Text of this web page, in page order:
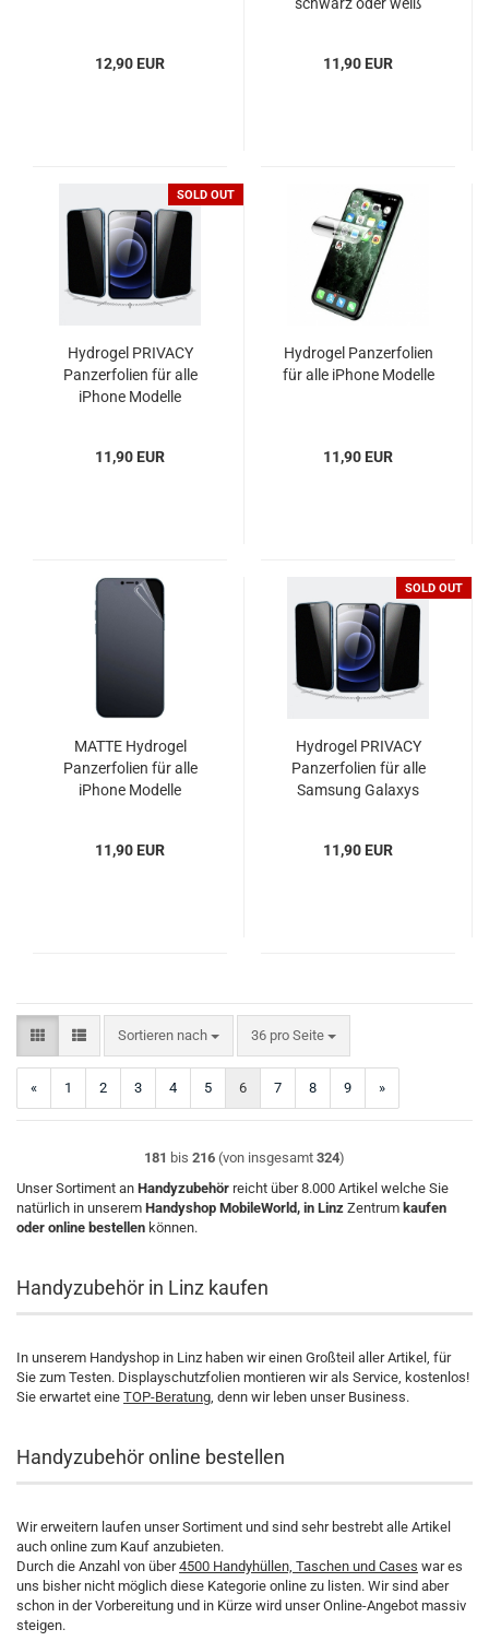
12,90 EUR 11,90 EUR
SOLD OUT
Hydrogel PRIVACY
Panzerfolien für alle
iPhone Modelle
11,90 EUR
Hydrogel Panzerfolien
für alle iPhone Modelle
11,90 EUR
MATTE Hydrogel
Panzerfolien für alle
iPhone Modelle
11,90 EUR
SOLD OUT
Hydrogel PRIVACY
Panzerfolien für alle
Samsung Galaxys
11,90 EUR
Sortieren nach
Sortieren nach 36 pro Seite
pro Seite
« 1 2 3 4 5 6 7 8 9 »
181 bis 216 (von insgesamt 324)
Unser Sortiment an Handyzubehör reicht über 8.000 Artikel welche Sie
natürlich in unserem Handyshop MobileWorld, in Linz Zentrum kaufen
oder online bestellen können.
Handyzubehör in Linz kaufen
In unserem Handyshop in Linz haben wir einen Großteil aller Artikel, für
Sie zum Testen. Displayschutzfolien montieren wir als Service, kostenlos!
Sie erwartet eine TOP-Beratung, denn wir leben unser Business.
Handyzubehör online bestellen
Wir erweitern laufen unser Sortiment und sind sehr bestrebt alle Artikel
auch online zum Kauf anzubieten.
Durch die Anzahl von über4500 Handyhüllen, Taschen und Cases war es
uns bisher nicht möglich diese Kategorie online zu listen. Wir sind aber
schon in der Vorbereitung und in Kürze wird unser Online-Angebot massiv
steigen.